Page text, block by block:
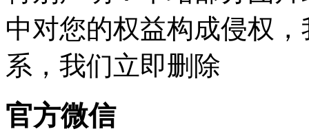
中对您的权益构成侵权
系，我们立即删除
官方微信